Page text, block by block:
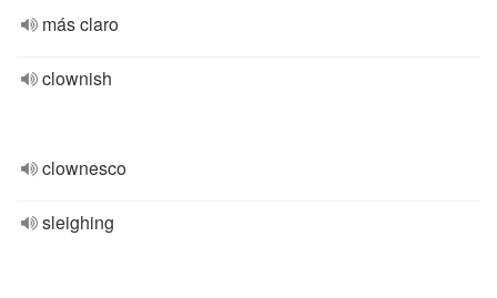
más claro
clownish
clownesco
sleighing